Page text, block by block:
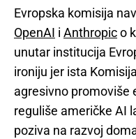
Evropska komisija
OpenAI i Anthropico
unutar institucija
ironiju jer ista
agresivno promoviše
reguliše američke AI
poziva na razvoj